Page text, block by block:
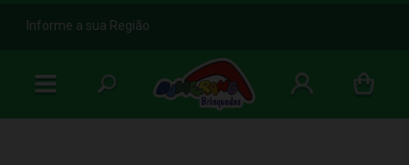
b
Informe a sua Região